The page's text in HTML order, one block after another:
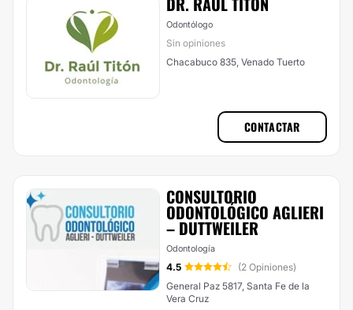
Odontólogo
Sin opiniones
Chacabuco 835, Venado Tuerto
CONTACTAR
CONSULTORIO
ODONTOLÓGICO AGLIERI
– DUTTWEILER
Odontología
4.5
(2 Opiniones)
General Paz 5817, Santa Fe de la
Vera Cruz